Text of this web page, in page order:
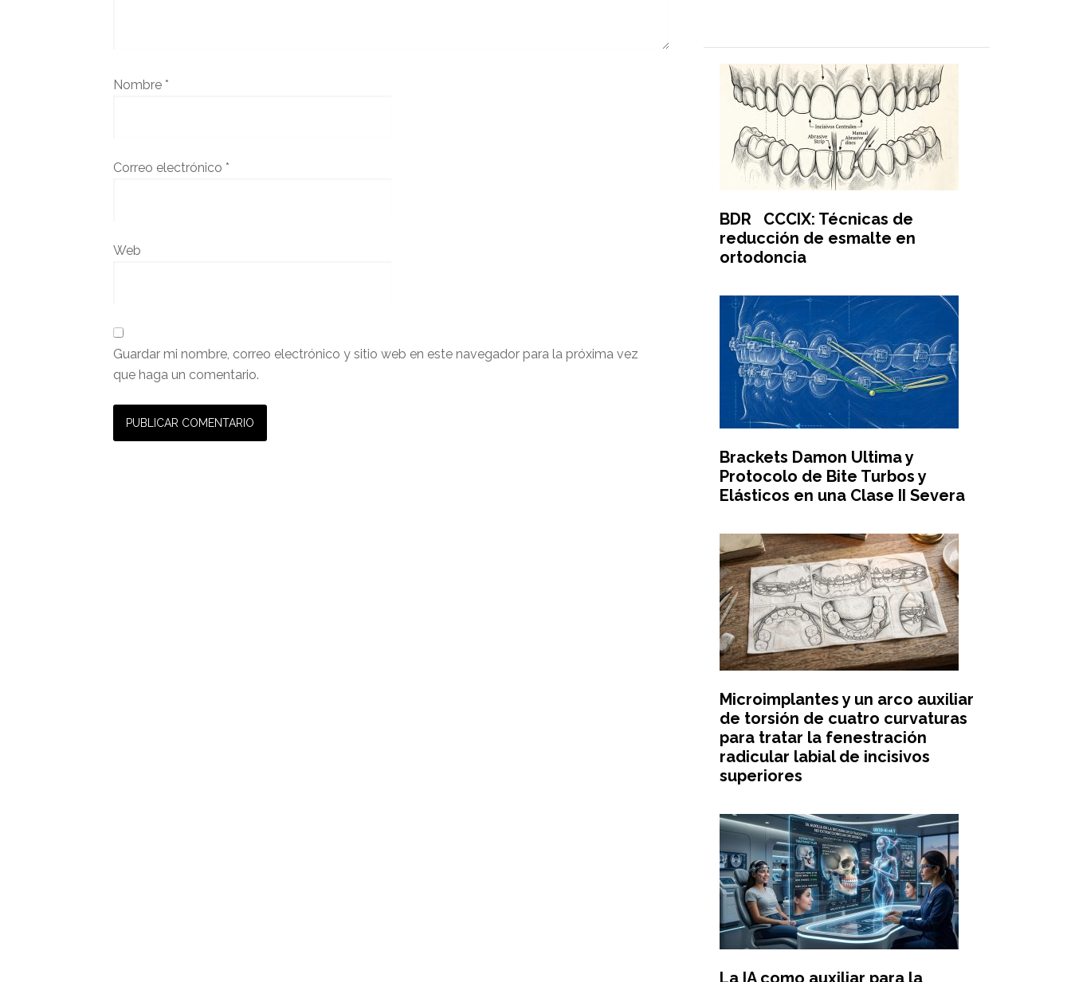
Nombre *
Correo electrónico *
Web
Guardar mi nombre, correo electrónico y sitio web en este navegador para la próxima vez
que haga un comentario.
BDR CCCIX: Técnicas de
reducción de esmalte en
ortodoncia
Brackets Damon Ultima y
Protocolo de Bite Turbos y
Elásticos en una Clase II Severa
Microimplantes y un arco auxiliar
de torsión de cuatro curvaturas
para tratar la fenestración
radicular labial de incisivos
superiores